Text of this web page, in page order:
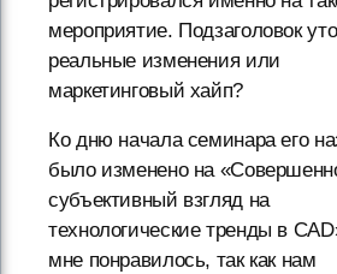
мероприятие. Подзаголовок
реальные изменения или
маркетинговый хайп?
Ко дню начала семинара его
было изменено на
субъективный взгляд на
технологические тренды в
мне понравилось, так как нам